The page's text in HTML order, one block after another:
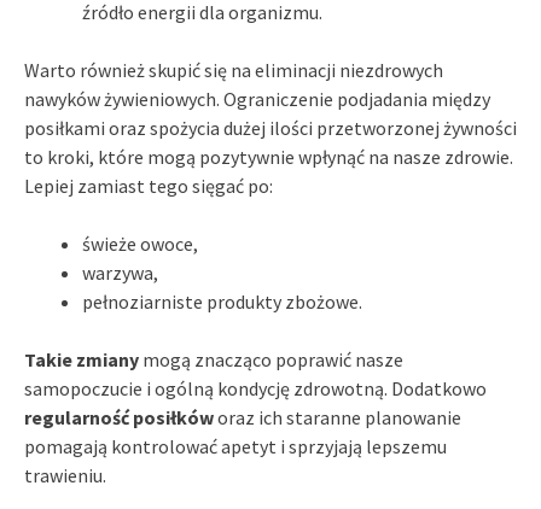
źródło energii dla organizmu.
Warto również skupić się na eliminacji niezdrowych
nawyków żywieniowych. Ograniczenie podjadania między
posiłkami oraz spożycia dużej ilości przetworzonej żywności
to kroki, które mogą pozytywnie wpłynąć na nasze zdrowie.
Lepiej zamiast tego sięgać po:
świeże owoce,
warzywa,
pełnoziarniste produkty zbożowe.
Takie zmiany mogą znacząco poprawić nasze
samopoczucie i ogólną kondycję zdrowotną. Dodatkowo
regularność posiłkóworaz ich staranne planowanie
pomagają kontrolować apetyt i sprzyjają lepszemu
trawieniu.